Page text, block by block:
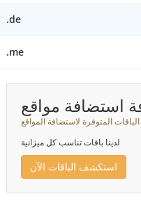
.de
.me
استضافة مواقع
المتوفرة لاستضافة المواقع
لدينا باقات تناسب كل ميزانية
استكشف الباقات الآن